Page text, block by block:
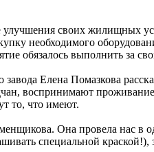
своих жилищных
необходимого
обязалось выполнить за
Елена Помазкова
воспринимают
то, что имеют.
Она провела нас в
специальной